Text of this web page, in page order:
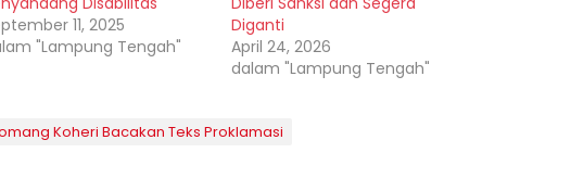
11, 2025
"Lampung Tengah"
Diganti
April 24, 2026
dalam "Lampung Tengah"
Koheri Bacakan Teks Proklamasi